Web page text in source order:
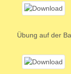
Übung auf der